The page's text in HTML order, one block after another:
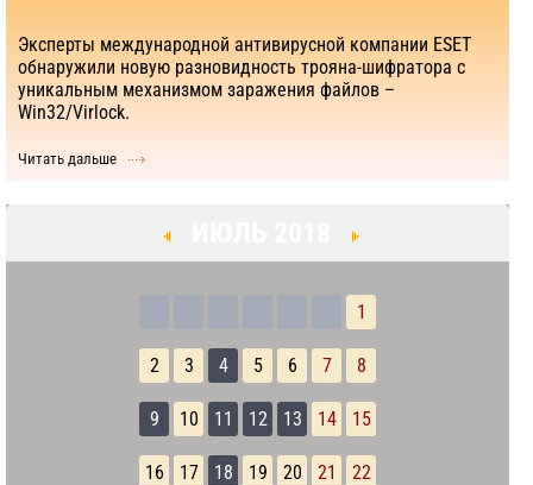
Эксперты международной антивирусной компании ESET
обнаружили новую разновидность трояна-шифратора с
уникальным механизмом заражения файлов –
Win32/Virlock.
Читать дальше
ИЮЛЬ 2018
1
2 3 4 5 6 7 8
9 10 11 12 13 14 15
16 17 18 19 20 21 22